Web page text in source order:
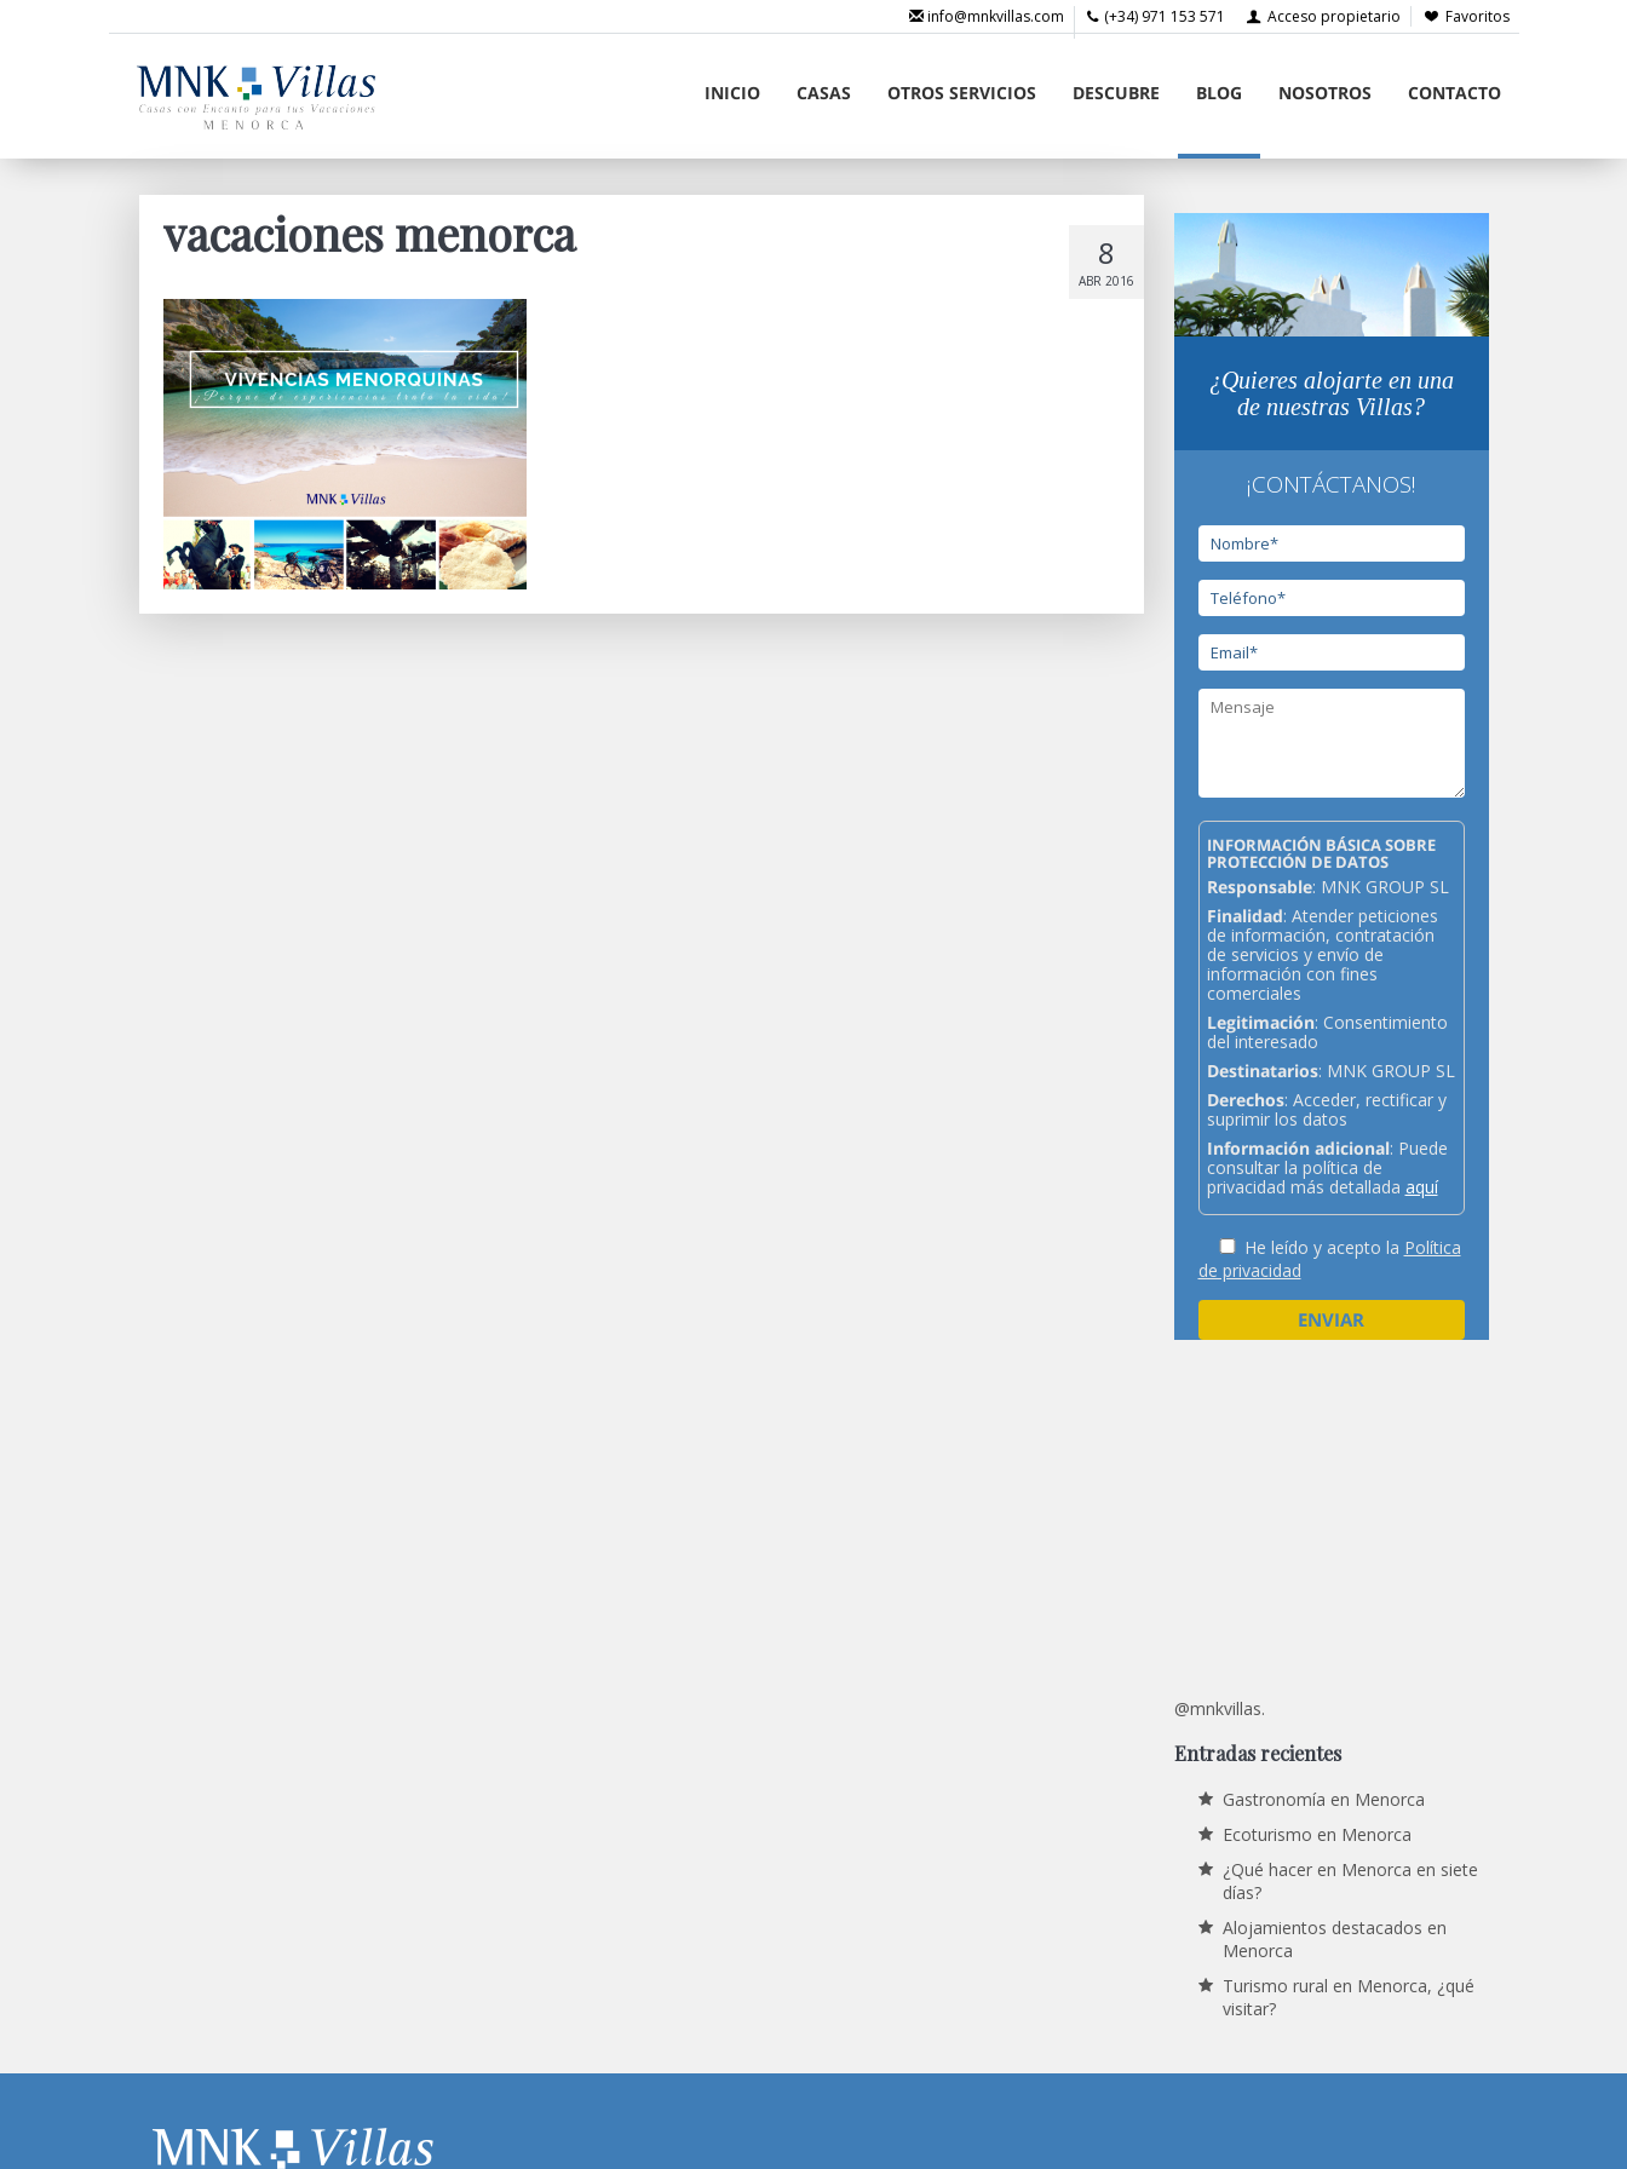
Favoritos
Acceso propietario
(+34) 971 153 571
info@mnkvillas.com
INICIO CASAS OTROS SERVICIOS DESCUBRE BLOG NOSOTROS CONTACTO
8
ABR 2016
vacaciones menorca
¿Quieres alojarte en una
de nuestras Villas?
¡CONTÁCTANOS!
INFORMACIÓN BÁSICA SOBRE
PROTECCIÓN DE DATOS
Responsable: MNK GROUP SL
Finalidad: Atender peticiones
de información, contratación
de servicios y envío de
información con fines
comerciales
Legitimación: Consentimiento
del interesado
Destinatarios: MNK GROUP SL
Derechos: Acceder, rectificar y
suprimir los datos
Información adicional: Puede
consultar la política de
privacidad más detallada aquí
He leído y acepto la Política
de privacidad
@mnkvillas.
Entradas recientes
Gastronomía en Menorca
Ecoturismo en Menorca
¿Qué hacer en Menorca en siete
días?
Alojamientos destacados en
Menorca
Turismo rural en Menorca, ¿qué
visitar?